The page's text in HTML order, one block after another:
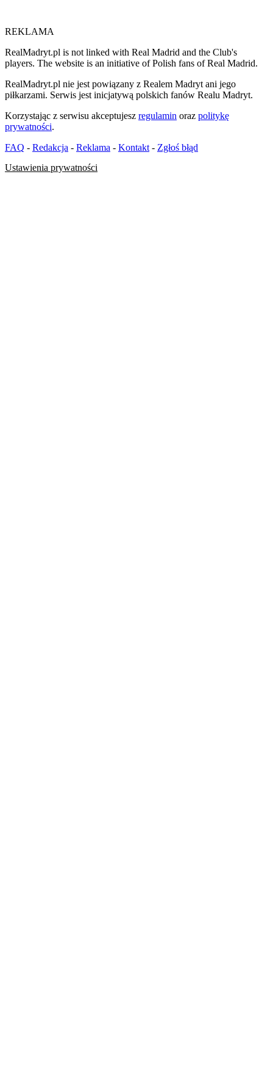
REKLAMA
RealMadryt.pl is not linked with Real Madrid and the Club's
players. The website is an initiative of Polish fans of Real Madrid.
RealMadryt.pl nie jest powiązany z Realem Madryt ani jego
piłkarzami. Serwis jest inicjatywą polskich fanów Realu Madryt.
Korzystając z serwisu akceptujesz regulamin oraz politykę
prywatności.
FAQ - Redakcja - Reklama - Kontakt - Zgłoś błąd
Ustawienia prywatności